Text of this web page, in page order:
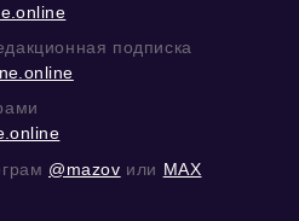
подписка
@mazov или MAX